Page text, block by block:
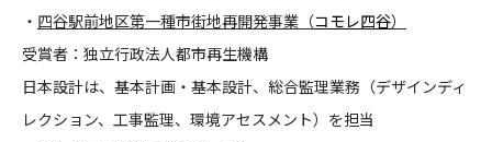
CONTACT
・ 四谷駅前地区第一種市街地再開発事業（コモレ四谷）
受賞者：独立行政法人都市再生機構
日本設計は、基本計画・基本設計、総合監理業務（デザインディ
レクション、工事監理、環境アセスメント）を担当